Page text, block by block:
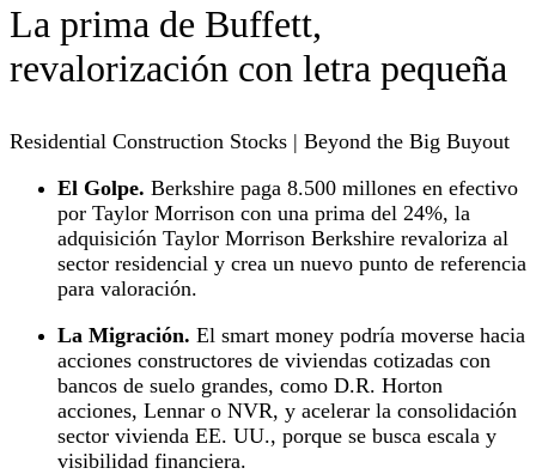
La prima de Buffett,
revalorización con letra pequeña
Residential Construction Stocks | Beyond the Big Buyout
El Golpe. Berkshire paga 8.500 millones en efectivo
por Taylor Morrison con una prima del 24%, la
adquisición Taylor Morrison Berkshire revaloriza al
sector residencial y crea un nuevo punto de referencia
para valoración.
La Migración. El smart money podría moverse hacia
acciones constructores de viviendas cotizadas con
bancos de suelo grandes, como D.R. Horton
acciones, Lennar o NVR, y acelerar la consolidación
sector vivienda EE. UU., porque se busca escala y
visibilidad financiera.